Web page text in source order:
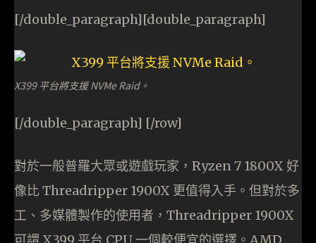
[/double_paragraph][double_paragraph]
X399 平台將支援 NVMe Raid。
[/double_paragraph] [/row]
對於一般普羅大眾或遊戲玩家，Ryzen 7 1800X 好
像比 Threadripper 1900X 更值得入手。但對於多
工、多媒體製作的使用者，Threadripper 1900X